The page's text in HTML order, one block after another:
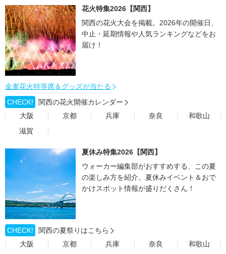
花火特集2026【関西】
関西の花火大会を掲載。2026年の開催日、
中止・延期情報や人気ランキングなどをお
届け！
金麦花火特等席＆グッズが当たる
CHECK!
関西の花火開催カレンダー
大阪
京都 兵庫 奈良
和歌山
滋賀
夏休み特集2026【関西】
ウォーカー編集部がおすすめする、この夏
の楽しみ方を紹介。夏休みイベント＆おで
かけスポット情報が盛りだくさん！
CHECK!
関西の夏祭りはこちら
大阪
京都 兵庫 奈良
和歌山